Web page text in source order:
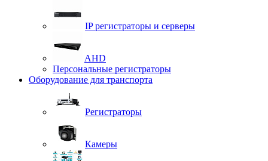
IP регистраторы и серверы
AHD
Персональные регистраторы
Оборудование для транспорта
Регистраторы
Камеры